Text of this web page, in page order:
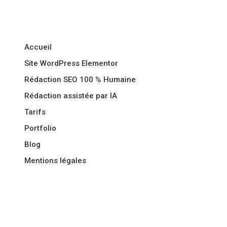
Accueil
Site WordPress Elementor
Rédaction SEO 100 % Humaine
Rédaction assistée par IA
Tarifs
Portfolio
Blog
Mentions légales